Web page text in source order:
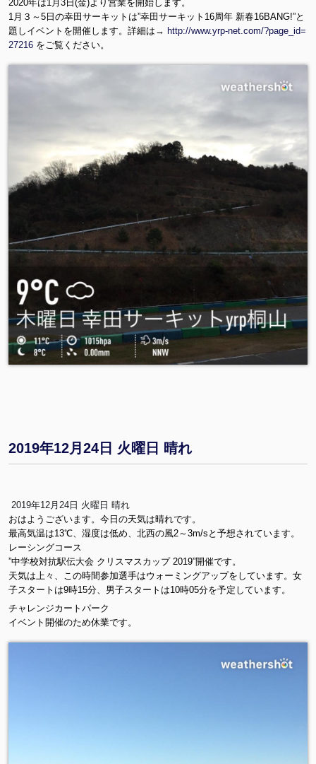
2020年は1月3日(金)より営業を開始します。
1月３～5日の幸田サーキットは”幸田サーキット16周年 新春16BANG!”と
題しイベントを開催します。詳細は→ http://www.yrp-net.com/?page_id=
27216 をご覧ください。
2019年12月24日 火曜日 晴れ
2019年12月24日 火曜日 晴れ
おはようございます。今日の天気は晴れです。
最高気温は13℃、湿度は低め、北西の風2～3m/sと予想されています。
レーシングコース
”中学校対抗駅伝大会 クリスマスカップ 2019”開催です。
天気は上々、この時間参加選手はウォーミングアップをしています。女
子スタートは9時15分、男子スタートは10時05分を予定しています。
チャレンジカートパーク
イベント開催のため休業です。